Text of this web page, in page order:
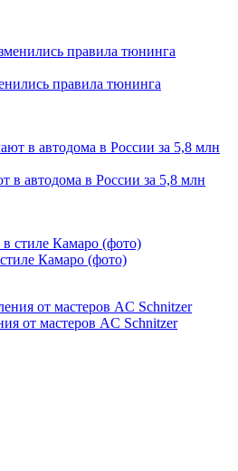
правила тюнинга
в автодома в России за 5,8 млн
Камаро (фото)
от мастеров AC Schnitzer